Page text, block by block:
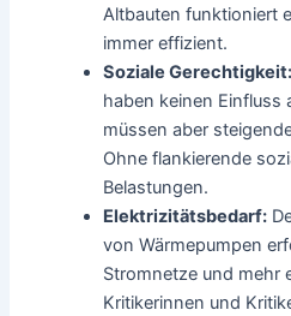
Altbauten funktioniert
immer effizient.
Soziale Gerechtigkeit:
haben keinen Einfluss
müssen aber
Ohne flankierende
Belastungen.
Elektrizitätsbedarf:
von Wärmepumpen
Stromnetze und mehr
Kritikerinnen und